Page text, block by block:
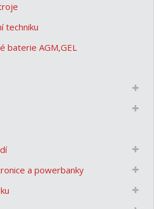
techniku
baterie AGM,GEL
a powerbanky